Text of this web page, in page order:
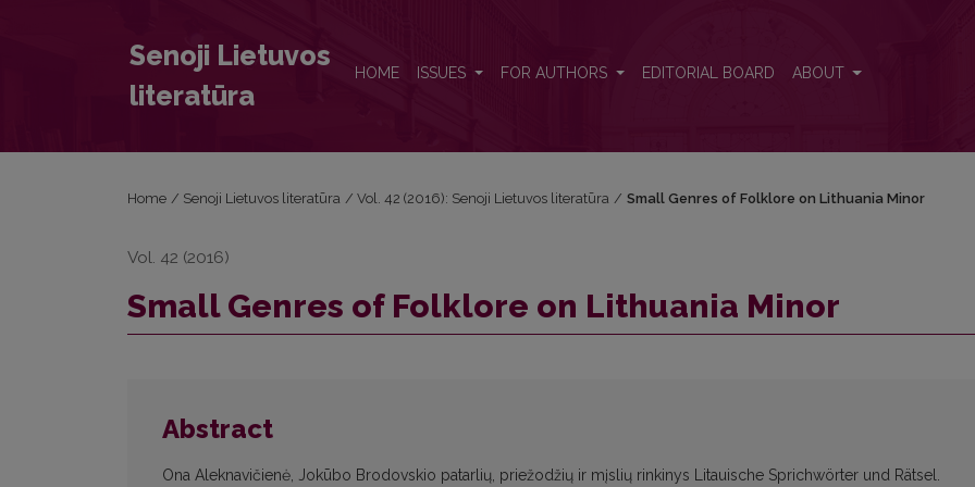
Senoji Lietuvos
literatūra
HOME ISSUES FOR AUTHORS EDITORIAL BOARD ABOUT
Home / Senoji Lietuvos literatūra / Vol. 42 (2016): Senoji Lietuvos literatūra / Small Genres of Folklore on Lithuania Minor
Vol. 42 (2016)
Small Genres of Folklore on Lithuania Minor
Abstract
Ona Aleknavičienė, Jokūbo Brodovskio patarlių, priežodžių ir mįslių rinkinys Litauische Sprichwörter und Rätsel.